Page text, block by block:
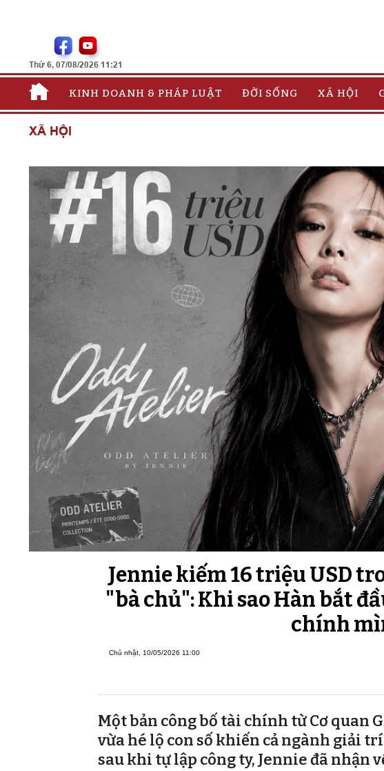
Thứ 6, 07/08/2026 11:21
KINH DOANH & PHÁP LUẬT ĐỜI SỐNG XÃ HỘI
XÃ HỘI
Jennie kiếm 16 triệu USD
"bà chủ": Khi sao Hàn bắt
chính
Chủ nhật, 10/05/2026 11:00
Một bản công bố tài chính từ Cơ quan
vừa hé lộ con số khiến cả ngành giải
sau khi tự lập công ty, Jennie đã nhận